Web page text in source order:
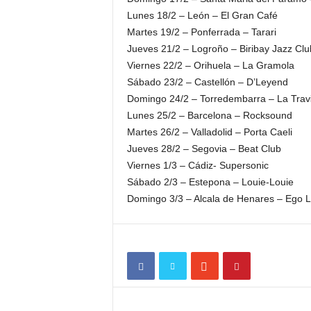
Lunes 18/2 – León – El Gran Café
Martes 19/2 – Ponferrada – Tarari
Jueves 21/2 – Logroño – Biribay Jazz
Viernes 22/2 – Orihuela – La Gramola
Sábado 23/2 – Castellón – D’Leyend
Domingo 24/2 – Torredembarra – La
Lunes 25/2 – Barcelona – Rocksound
Martes 26/2 – Valladolid – Porta Caeli
Jueves 28/2 – Segovia – Beat Club
Viernes 1/3 – Cádiz- Supersonic
Sábado 2/3 – Estepona – Louie-Louie
Domingo 3/3 – Alcala de Henares – Ego